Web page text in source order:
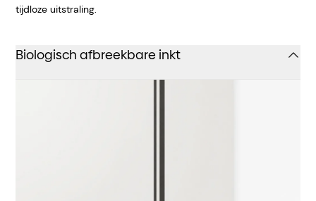
tijdloze uitstraling.
Biologisch afbreekbare inkt